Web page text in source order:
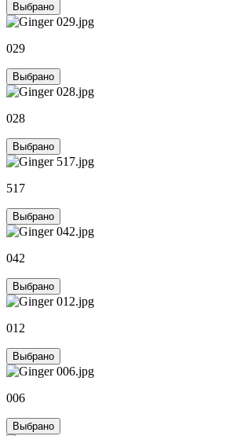
Выбрано
029
Выбрано
028
Выбрано
517
Выбрано
042
Выбрано
012
Выбрано
006
Выбрано